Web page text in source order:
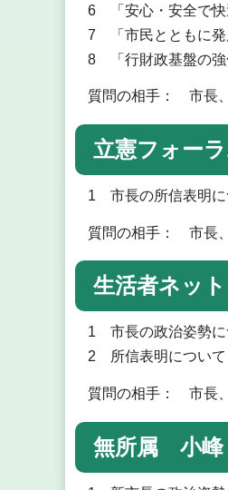
6 「安心・安全で快
7 「市民とともに発
8 「行財政基盤の強
質問の相手： 市長
立憲フォー
1 市長の所信表明に
質問の相手： 市長
生活者ネッ
1 市長の政治姿勢に
2 所信表明について
質問の相手： 市長
無所属 小峰